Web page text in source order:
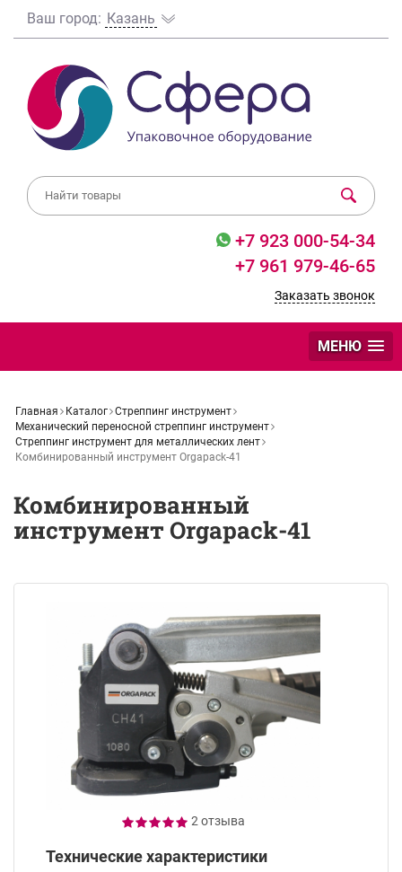
Ваш город: Казань
+7 923 000-54-34
+7 961 979-46-65
Заказать звонок
МЕНЮ
Главная Каталог Стреппинг инструмент
Механический переносной стреппинг инструмент
Стреппинг инструмент для металлических лент
Комбинированный инструмент Orgapack-41
Комбинированный
инструмент Orgapack-41
2 отзыва
Технические характеристики